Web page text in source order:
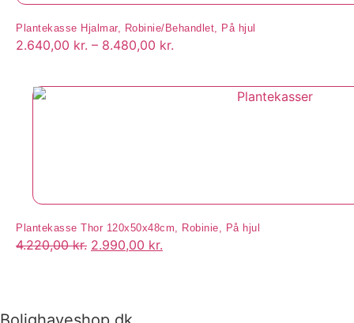
Plantekasse Hjalmar, Robinie/Behandlet, På hjul
2.640,00 kr. – 8.480,00 kr.
Plantekasse Thor 120x50x48cm, Robinie, På hjul
4.220,00kr. 2.990,00 kr.